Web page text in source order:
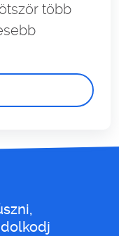
több